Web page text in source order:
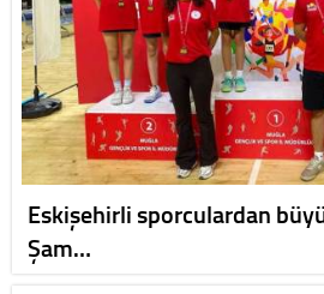
Eskişehirli sporculardan
Şam…